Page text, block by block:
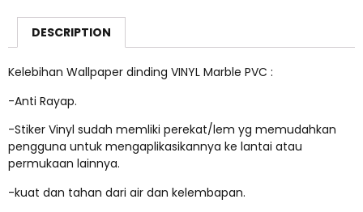
DESCRIPTION
Kelebihan Wallpaper dinding VINYL Marble PVC :
-Anti Rayap.
-Stiker Vinyl sudah memliki perekat/lem yg memudahkan
pengguna untuk mengaplikasikannya ke lantai atau
permukaan lainnya.
-kuat dan tahan dari air dan kelembapan.